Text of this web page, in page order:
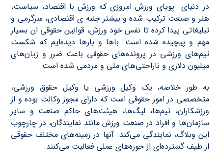
در دنیای پویای ورزش امروزی که ورزش با اقتصاد، سیاست،
هنر و صنعت ترکیب شده و بیشتر جنبه ی اقتصادی، سرگرمی و
تبلیغاتی پیدا کرده تا نفس خود ورزش، قوانین حقوقی ان بسیار
مهم و پیچیده شده است. باها و بارها دیده‌ایم که شکست
تیم‌های ورزشی در پرونده‌های حقوقی باعث ضرر و زیان‌های
میلیون دلاری و ناراحتی‌های ملی و مردمی شده است.
به طور خلاصه، یک وکیل ورزشی یا وکیل حقوق ورزشی،
متخصصی در امور حقوقی است که دارای مجوز وکالت بوده و از
ورزشکاران، تیم‌ها، لیگ‌ها، هیئت‌های حاکم صنعت و سایر
سازمان‌ها و افراد در صنعت ورزش مانند نمایندگان، در چارچوب
این وبلاگ، نمایندگی می‌کند. آنها در زمینه‌های مختلف حقوقی
از طیف گسترده‌ای از حوزه‌های عملی فعالیت می‌کنند.